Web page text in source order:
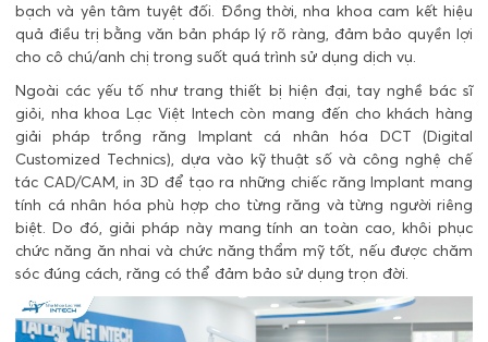
bạch và yên tâm tuyệt đối. Đồng thời, nha khoa cam kết hiệu
quả điều trị bằng văn bản pháp lý rõ ràng, đảm bảo quyền lợi
cho cô chú/anh chị trong suốt quá trình sử dụng dịch vụ.
Ngoài các yếu tố như trang thiết bị hiện đại, tay nghề bác sĩ
giỏi, nha khoa Lạc Việt Intech còn mang đến cho khách hàng
giải pháp trồng răng Implant cá nhân hóa DCT (Digital
Customized Technics), dựa vào kỹ thuật số và công nghệ chế
tác CAD/CAM, in 3D để tạo ra những chiếc răng Implant mang
tính cá nhân hóa phù hợp cho từng răng và từng người riêng
biệt. Do đó, giải pháp này mang tính an toàn cao, khôi phục
chức năng ăn nhai và chức năng thẩm mỹ tốt, nếu được chăm
sóc đúng cách, răng có thể đảm bảo sử dụng trọn đời.